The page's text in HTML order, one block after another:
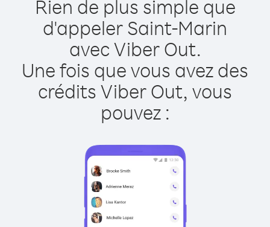
Rien de plus simple que
d'appeler Saint-Marin
avec Viber Out.
Une fois que vous avez des
crédits Viber Out, vous
pouvez :